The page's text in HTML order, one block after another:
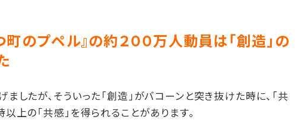
町のプペル』の約２００万人動員は「創造」の
ましたが、そういった「創造」がバコーンと突き抜けた時に、「共
以上の「共感」を得られることがあります。